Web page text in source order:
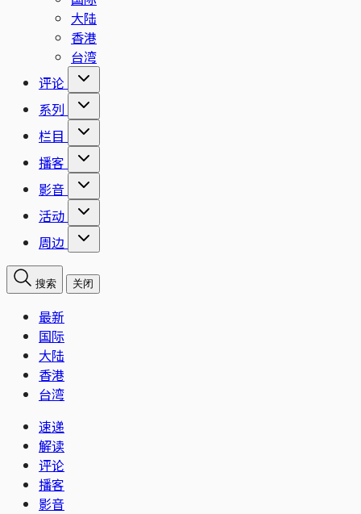
大陆
香港
台湾
评论
系列
栏目
播客
影音
活动
周边
搜索 关闭
最新
国际
大陆
香港
台湾
速递
解读
评论
播客
影音